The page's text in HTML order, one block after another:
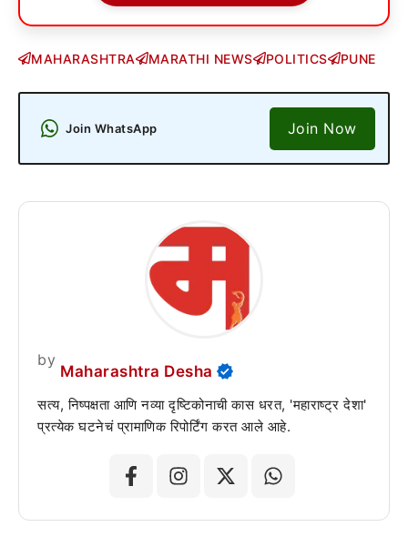
MAHARASHTRA MARATHI NEWS POLITICS PUNE
Join WhatsApp Join Now
by
Maharashtra Desha
सत्य, निष्पक्षता आणि नव्या दृष्टिकोनाची कास धरत, 'महाराष्ट्र देशा'
प्रत्येक घटनेचं प्रामाणिक रिपोर्टिंग करत आले आहे.